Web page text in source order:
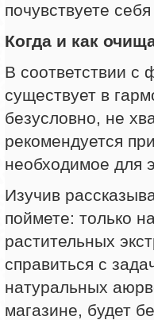
почувствуете
Когда и как
В соответствии
существует в
безусловно, не
рекомендуется
необходимое для
Изучив
поймете: только
растительных
справиться с
натуральных
магазине, будет